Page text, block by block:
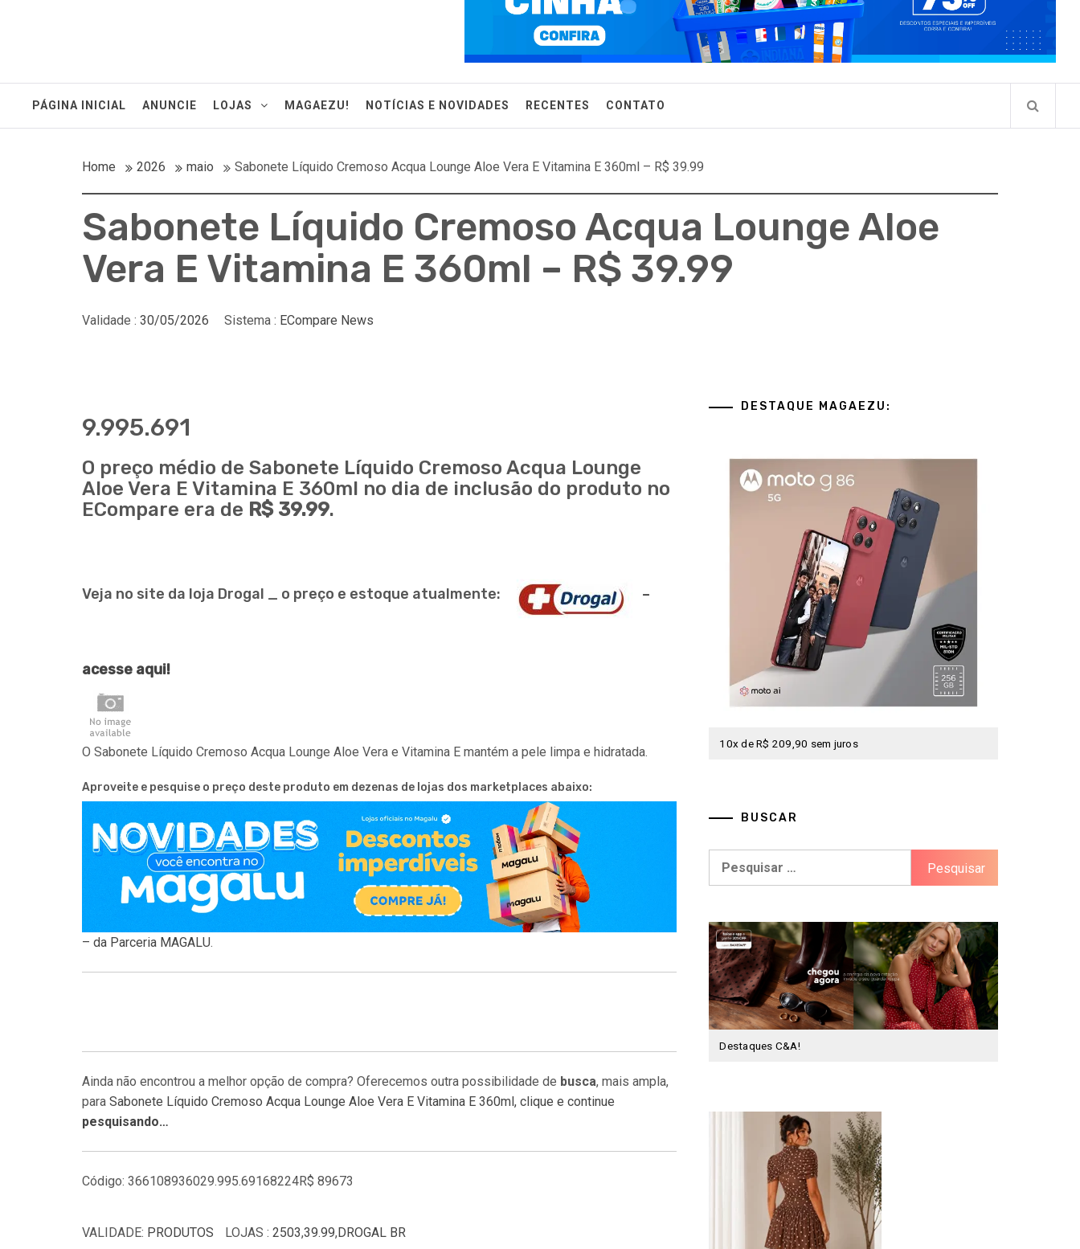
PÁGINA INICIAL ANUNCIE LOJAS MAGAEZU! NOTÍCIAS E NOVIDADES RECENTES CONTATO
Home 2026 maio Sabonete Líquido Cremoso Acqua Lounge Aloe Vera E Vitamina E 360ml – R$ 39.99
Sabonete Líquido Cremoso Acqua Lounge Aloe
Vera E Vitamina E 360ml – R$ 39.99
Validade : 30/05/2026 Sistema : ECompare News
9.995.691
O preço médio de Sabonete Líquido Cremoso Acqua Lounge
Aloe Vera E Vitamina E 360ml no dia de inclusão do produto no
ECompare era de R$ 39.99.
Veja no site da loja Drogal _ o preço e estoque atualmente: –
acesse aqui!
O Sabonete Líquido Cremoso Acqua Lounge Aloe Vera e Vitamina E mantém a pele limpa e hidratada.
Aproveite e pesquise o preço deste produto em dezenas de lojas dos marketplaces abaixo:
– da Parceria MAGALU.
Ainda não encontrou a melhor opção de compra? Oferecemos outra possibilidade de busca, mais ampla,
para Sabonete Líquido Cremoso Acqua Lounge Aloe Vera E Vitamina E 360ml, clique e continue
pesquisando…
Código: 366108936029.995.69168224R$ 89673
VALIDADE: PRODUTOS LOJAS : 2503,39.99,DROGAL BR
DESTAQUE MAGAEZU:
10x de R$ 209,90 sem juros
BUSCAR
Destaques C&A!